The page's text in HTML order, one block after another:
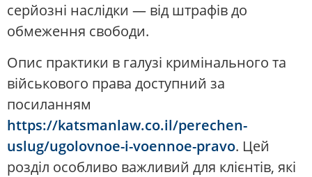
серйозні наслідки — від штрафів до
обмеження свободи.
Опис практики в галузі кримінального та
військового права доступний за
посиланням
https://katsmanlaw.co.il/perechen-
uslug/ugolovnoe-i-voennoe-pravo. Цей
розділ особливо важливий для клієнтів, які